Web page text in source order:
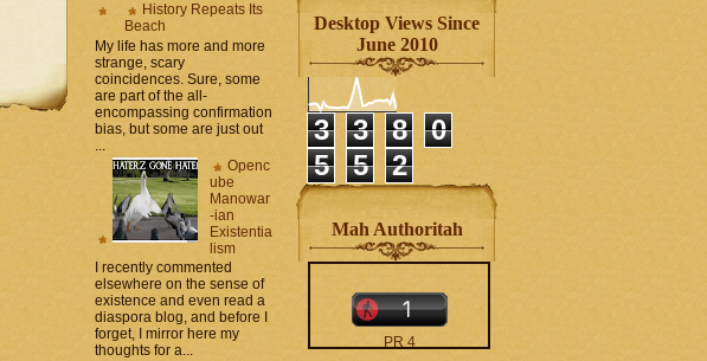
History Repeats Its
Beach
My life has more and more
strange, scary
coincidences. Sure, some
are part of the all-
encompassing confirmation
bias, but some are just out
Openc
ube
Manowar
-ian
Existentia
lism
I recently commented
elsewhere on the sense of
existence and even read a
diaspora blog, and before I
forget, I mirror here my
thoughts for a...
Desktop Views Since
June 2010
3 3 8
0
5
5 2
Mah Authoritah
PR 4